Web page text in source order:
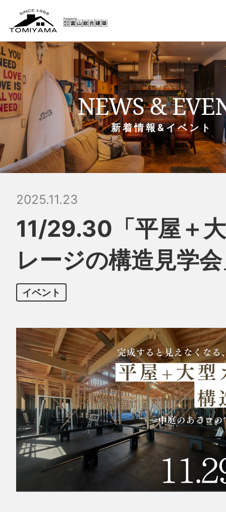
NEWS &
新着情報&イベント
2025.11.23
11/29.30「平屋＋
レージの構造見学
イベント